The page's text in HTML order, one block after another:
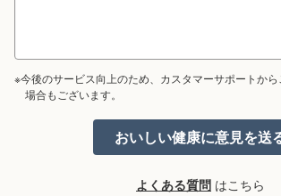
※今後のサービス向上のため、カスタマーサポートから
場合もございます。
よくある質問 はこちら